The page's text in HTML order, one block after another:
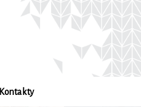
Kontakty